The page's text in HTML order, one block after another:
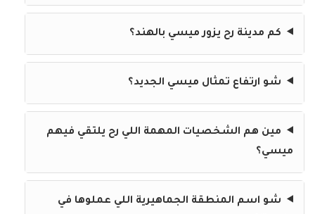
كم مدينة رح يزور ميسي بالهند؟
شو ارتفاع تمثال ميسي الجديد؟
مين هم الشخصيات المهمة اللي رح يلتقي فيهم
ميسي؟
شو اسم المنطقة الجماهيرية اللي عملوها في